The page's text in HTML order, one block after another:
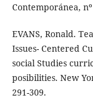
Contemporánea,
EVANS, Ronald.
Issues- Centered
social Studies
posibilities. New
291-309.